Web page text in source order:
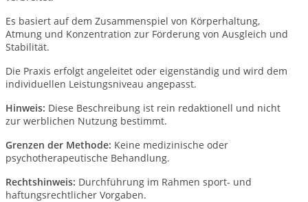
Es basiert auf dem Zusammenspiel von Körperhaltung,
Atmung und Konzentration zur Förderung von Ausgleich und
Stabilität.
Die Praxis erfolgt angeleitet oder eigenständig und wird dem
individuellen Leistungsniveau angepasst.
Hinweis: Diese Beschreibung ist rein redaktionell und nicht
zur werblichen Nutzung bestimmt.
Grenzen der Methode: Keine medizinische oder
psychotherapeutische Behandlung.
Rechtshinweis: Durchführung im Rahmen sport- und
haftungsrechtlicher Vorgaben.